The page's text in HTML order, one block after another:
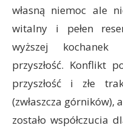
własną niemoc ale
witalny i pełen
wyższej kochanek
przyszłość. Konflikt
przyszłość i złe
(zwłaszcza górników),
zostało współczucia